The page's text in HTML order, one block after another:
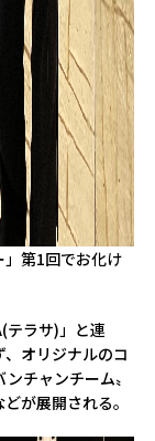
第1回でお化け
テラサ)」と連
オリジナルのコ
チャンチーム〟
が展開される。